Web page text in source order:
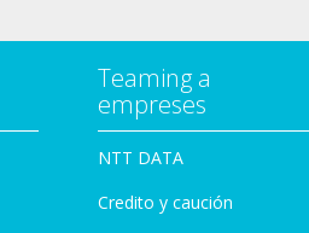
Teaming a
empreses
NTT DATA
Credito y caución